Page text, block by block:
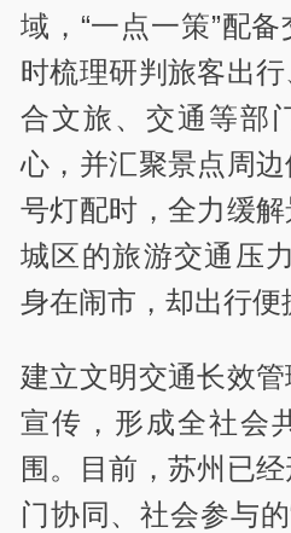
域，“一点一策”配
时梳理研判旅客出
合文旅、交通等部
心，并汇聚景点周
号灯配时，全力缓
城区的旅游交通压
身在闹市，却出行便
建立文明交通长效
宣传，形成全社会
围。目前，苏州已
门协同、社会参与